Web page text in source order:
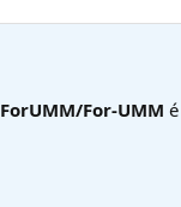
ForUMM/For-UMM